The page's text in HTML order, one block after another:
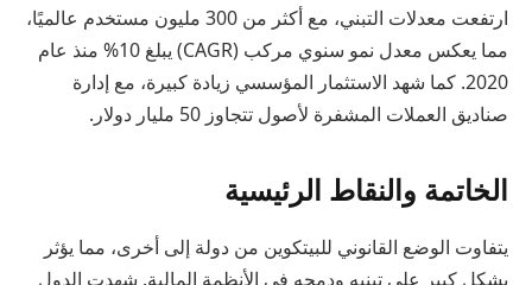
ارتفعت معدلات التبني، مع أكثر من 300 مليون مستخدم عالميًا،
مما يعكس معدل نمو سنوي مركب (CAGR) يبلغ 10% منذ عام
2020. كما شهد الاستثمار المؤسسي زيادة كبيرة، مع إدارة
صناديق العملات المشفرة لأصول تتجاوز 50 مليار دولار.
الخاتمة والنقاط الرئيسية
يتفاوت الوضع القانوني للبيتكوين من دولة إلى أخرى، مما يؤثر
بشكل كبير على تبنيه ودمجه في الأنظمة المالية. شهدت الدول